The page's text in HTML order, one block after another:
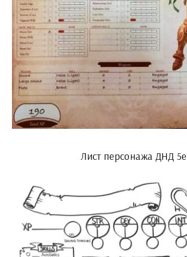
Лист персонажа ДНД 5e